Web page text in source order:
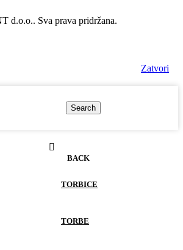
d.o.o.. Sva prava pridržana.
Zatvori
Search
BACK
TORBICE
TORBE